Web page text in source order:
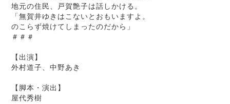
地元の住民、戸賀艶子は話しかける。
「無賀井ゆきはこないとおもいますよ。
のこらず焼けてしまったのだから」
＃＃＃
【出演】
外村道子、中野あき
【脚本・演出】
屋代秀樹